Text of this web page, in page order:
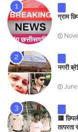
ग्राम
नगरी
June
🟥
तत्परता